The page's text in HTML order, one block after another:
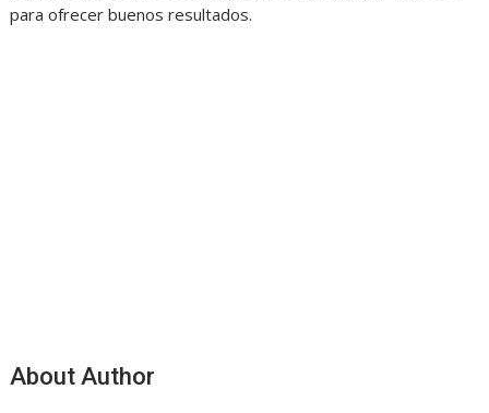
para ofrecer buenos resultados.
About Author